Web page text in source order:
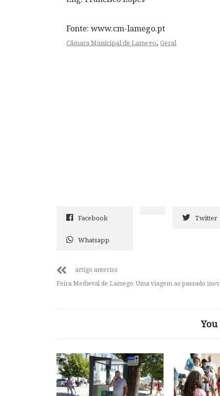
Fonte: www.cm-lamego.pt
Câmara Municipal de Lamego, Geral
Facebook Twitter
Whatsapp
artigo anterior
Feira Medieval de Lamego: Uma viagem ao passado